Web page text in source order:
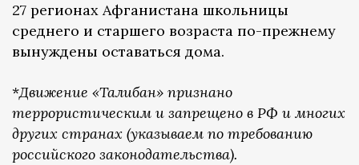
27 регионах Афганистана школьницы
среднего и старшего возраста по-прежнему
вынуждены оставаться дома.
*Движение «Талибан» признано
террористическим и запрещено в РФ и многих
других странах (указываем по требованию
российского законодательства).